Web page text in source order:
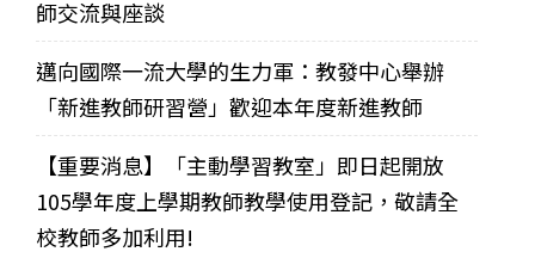
師交流與座談
邁向國際一流大學的生力軍：教發中心舉辦
「新進教師研習營」歡迎本年度新進教師
【重要消息】「主動學習教室」即日起開放
105學年度上學期教師教學使用登記，敬請全
校教師多加利用!